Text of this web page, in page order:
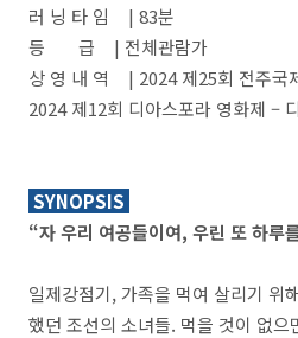
러 닝 타 임 | 83분
등 급 | 전체관람가
상 영 내 역 | 2024 제25회 전주국
2024 제12회 디아스포라 영화제 –
SYNOPSIS
“자 우리 여공들이여, 우린 또 하루
일제강점기, 가족을 먹여 살리기 위
했던 조선의 소녀들. 먹을 것이 없으